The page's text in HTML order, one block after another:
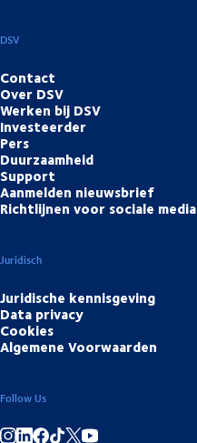
DSV
Contact
Over DSV
Werken bij DSV
Investeerder
Pers
Duurzaamheid
Support
Aanmelden nieuwsbrief
Richtlijnen voor sociale media
Juridisch
Juridische kennisgeving
Data privacy
Cookies
Algemene Voorwaarden
Follow Us